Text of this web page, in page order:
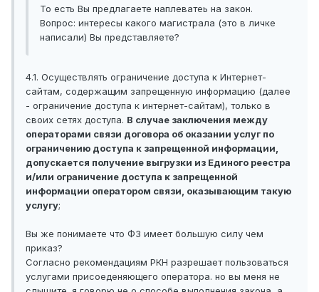
То есть Вы предлагаете наплеватеь на закон.
Вопрос: интересы какого магистрала (это в личке
написали) Вы представляете?
4.1. Осуществлять ограничение доступа к Интернет-
сайтам, содержащим запрещенную информацию (далее
- ограничение доступа к интернет-сайтам), только в
своих сетях доступа. В случае заключения между
операторами связи договора об оказании услуг по
ограничению доступа к запрещенной информации,
допускается получение выгрузки из Единого реестра
и/или ограничение доступа к запрещенной
информации оператором связи, оказывающим такую
услугу;
Вы же понимаете что ФЗ имеет большую силу чем
приказ?
Согласно рекомендациям РКН разрешает пользоваться
услугами присоеденяющего оператора. но вы меня не